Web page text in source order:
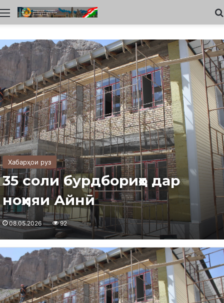
Меню
Хабарҳои руз
35 соли бурдбориҳо дар
ноҳияи Айнӣ
08.05.2026 92